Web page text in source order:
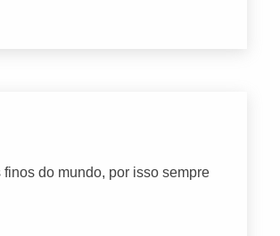
do mundo, por isso sempre